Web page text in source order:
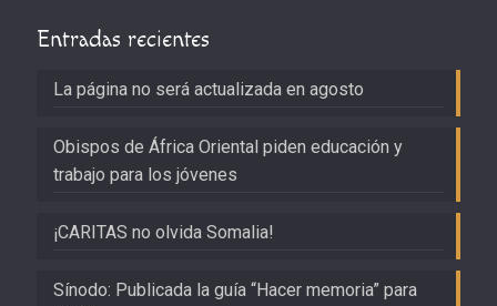
Entradas recientes
La página no será actualizada en agosto
Obispos de África Oriental piden educación y
trabajo para los jóvenes
¡CARITAS no olvida Somalia!
Sínodo: Publicada la guía “Hacer memoria” para